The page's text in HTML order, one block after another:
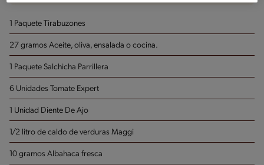
1 Paquete Tirabuzones
27 gramos Aceite, oliva, ensalada o cocina.
1 Paquete Salchicha Parrillera
6 Unidades Tomate Expert
1 Unidad Diente De Ajo
1/2 litro de caldo de verduras Maggi
10 gramos Albahaca fresca